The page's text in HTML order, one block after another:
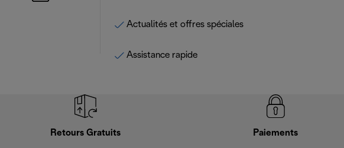
Actualités et offres spéciales
Assistance rapide
Retours Gratuits Paiements